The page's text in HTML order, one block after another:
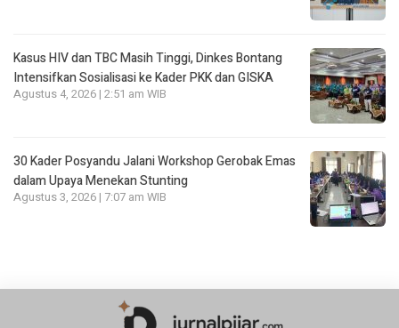
Kasus HIV dan TBC Masih Tinggi, Dinkes Bontang
Intensifkan Sosialisasi ke Kader PKK dan GISKA
Agustus 4, 2026 | 2:51 am WIB
30 Kader Posyandu Jalani Workshop Gerobak Emas
dalam Upaya Menekan Stunting
Agustus 3, 2026 | 7:07 am WIB